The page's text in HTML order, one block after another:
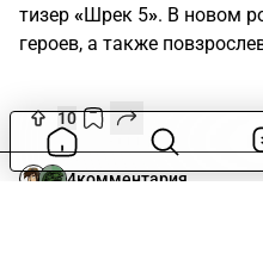
тизер «Шрек 5». В новом
героев, а также
10
4комментария